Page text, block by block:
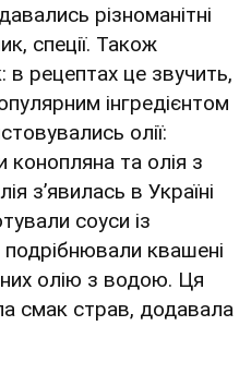
різноманітні
спеції. Також
в рецептах це звучить,
інгредієнтом
олії:
конопляна та олія з
з’явилась в Україні
соуси із
квашені
олію з водою. Ця
смак страв, додавала